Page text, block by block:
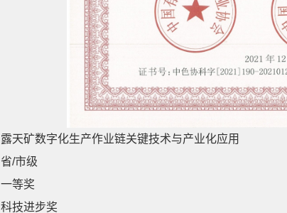
露天矿数字化生产作业链关键技术与产业化应用
省/市级
一等奖
科技进步奖